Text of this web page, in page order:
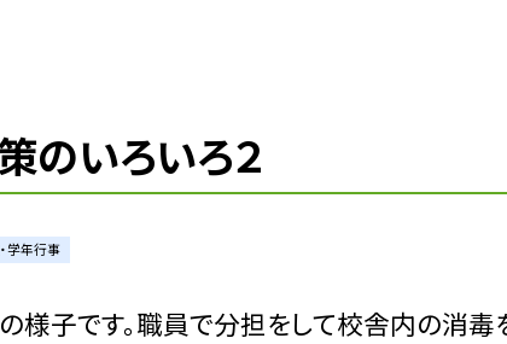
いろいろ２
学年行事
様子です。職員で分担をして校舎内の消毒